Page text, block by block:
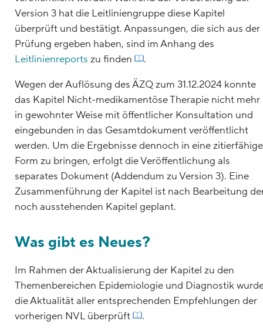
Version 3 hat die Leitliniengruppe diese Kapitel
überprüft und bestätigt. Anpassungen, die sich aus der
Prüfung ergeben haben, sind im Anhang des
Leitlinienreports zu finden
.
Wegen der Auflösung des ÄZQ zum 31.12.2024 konnte
das Kapitel Nicht-medikamentöse Therapie nicht mehr
in gewohnter Weise mit öffentlicher Konsultation und
eingebunden in das Gesamtdokument veröffentlicht
werden. Um die Ergebnisse dennoch in eine zitierfähige
Form zu bringen, erfolgt die Veröffentlichung als
separates Dokument (Addendum zu Version 3). Eine
Zusammenführung der Kapitel ist nach Bearbeitung
noch ausstehenden Kapitel geplant.
Was gibt es Neues?
Im Rahmen der Aktualisierung der Kapitel zu den
Themenbereichen Epidemiologie und Diagnostik
die Aktualität aller entsprechenden Empfehlungen der
vorherigen NVL überprüft
.